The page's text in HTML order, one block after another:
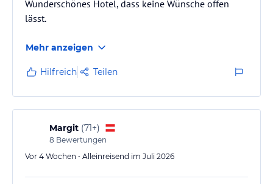
Wunderschönes Hotel, dass keine Wünsche offen
lässt.
Mehr anzeigen
Hilfreich Teilen
Margit (71+)
8 Bewertungen
Vor 4 Wochen • Alleinreisend im Juli 2026